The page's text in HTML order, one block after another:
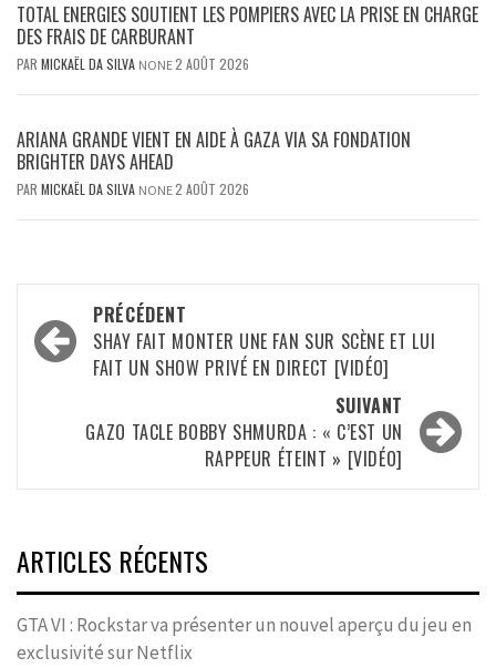
TOTAL ENERGIES SOUTIENT LES POMPIERS AVEC LA PRISE EN CHARGE
DES FRAIS DE CARBURANT
PAR MICKAËL DA SILVA NONE2 AOÛT 2026
ARIANA GRANDE VIENT EN AIDE À GAZA VIA SA FONDATION
BRIGHTER DAYS AHEAD
PAR MICKAËL DA SILVA NONE2 AOÛT 2026
Navigation
d’article
PRÉCÉDENT
SHAY FAIT MONTER UNE FAN SUR SCÈNE ET LUI
FAIT UN SHOW PRIVÉ EN DIRECT [VIDÉO]
SUIVANT
GAZO TACLE BOBBY SHMURDA : « C’EST UN
RAPPEUR ÉTEINT » [VIDÉO]
ARTICLES RÉCENTS
GTA VI : Rockstar va présenter un nouvel aperçu du jeu en
exclusivité sur Netflix